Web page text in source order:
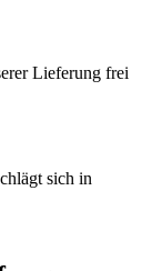
Lieferung frei
sich in